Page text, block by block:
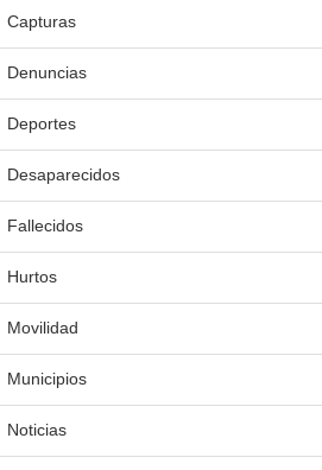
Capturas
Denuncias
Deportes
Desaparecidos
Fallecidos
Hurtos
Movilidad
Municipios
Noticias